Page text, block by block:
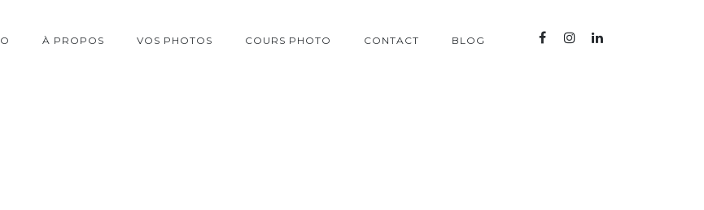
À PROPOS VOS PHOTOS COURS PHOTO CONTACT BLOG